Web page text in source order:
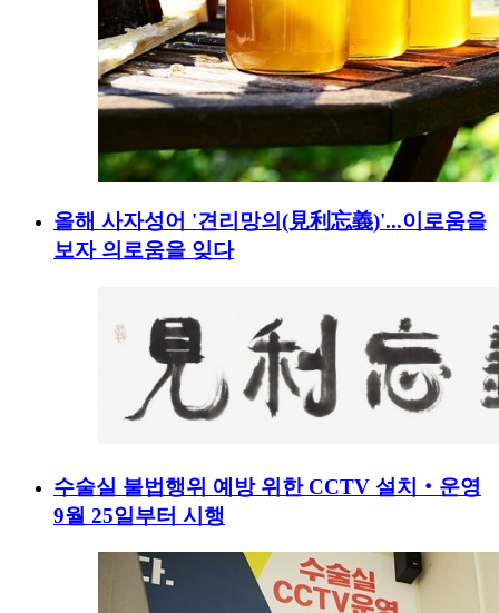
올해 사자성어 '견리망의(見利忘義)'...이로움을
보자 의로움을 잊다
수술실 불법행위 예방 위한 CCTV 설치‧운영
9월 25일부터 시행